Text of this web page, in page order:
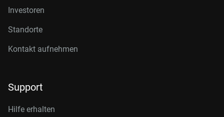
Investoren
Standorte
Kontakt aufnehmen
Support
Hilfe erhalten